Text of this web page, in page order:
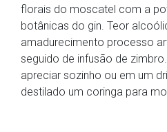
florais do moscatel com a
botânicas do gin. Teor
amadurecimento processo
seguido de infusão de
apreciar sozinho ou em um
destilado um coringa para